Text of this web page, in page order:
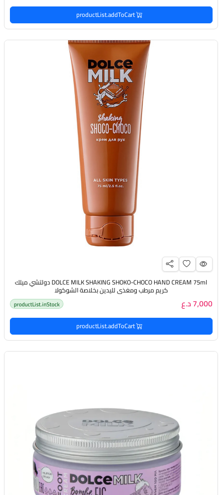
productList.addToCart
DOLCE MILK SHAKING SHOKO-CHOCO HAND CREAM 75ml دولتشي ميلك
كريم مرطب ومغذي لليدين بخلاصة الشوكولا
7,000 د.ع productList.inStock
productList.addToCart